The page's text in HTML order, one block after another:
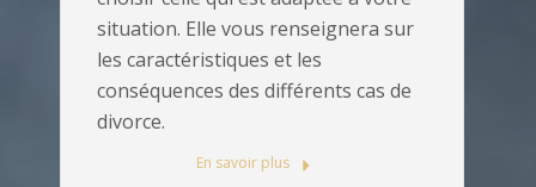
situation. Elle vous renseignera sur
les caractéristiques et les
conséquences des différents cas de
divorce.
En savoir plus